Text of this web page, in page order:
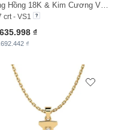
Vàng Hồng 18K & Kim Cương Vàng & Đá Thạch Anh Tím & Đá Sapphire Vàng
crt - VS1
₫
₫